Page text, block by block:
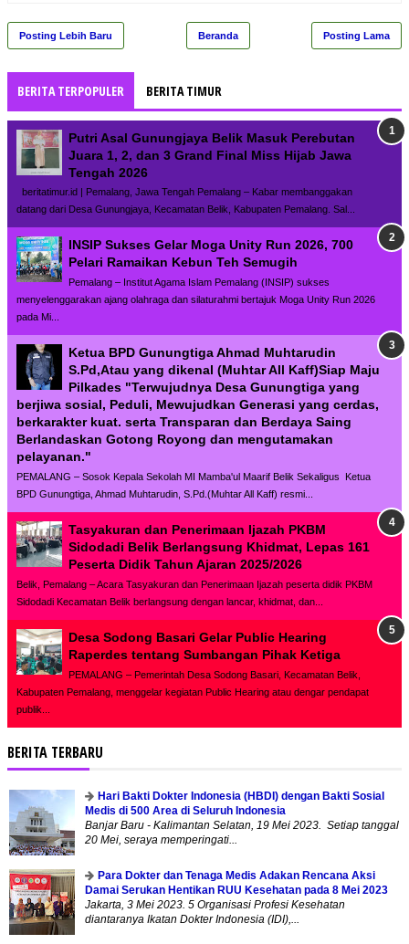
Posting Lebih Baru Posting Lama
Beranda
BERITA TERPOPULER BERITA TIMUR
Putri Asal Gunungjaya Belik Masuk Perebutan
Juara 1, 2, dan 3 Grand Final Miss Hijab Jawa
Tengah 2026
beritatimur.id | Pemalang, Jawa Tengah Pemalang – Kabar membanggakan
datang dari Desa Gunungjaya, Kecamatan Belik, Kabupaten Pemalang. Sal...
INSIP Sukses Gelar Moga Unity Run 2026, 700
Pelari Ramaikan Kebun Teh Semugih
Pemalang – Institut Agama Islam Pemalang (INSIP) sukses
menyelenggarakan ajang olahraga dan silaturahmi bertajuk Moga Unity Run 2026
pada Mi...
Ketua BPD Gunungtiga Ahmad Muhtarudin
S.Pd,Atau yang dikenal (Muhtar All Kaff)Siap Maju
Pilkades "Terwujudnya Desa Gunungtiga yang
berjiwa sosial, Peduli, Mewujudkan Generasi yang cerdas,
berkarakter kuat. serta Transparan dan Berdaya Saing
Berlandaskan Gotong Royong dan mengutamakan
pelayanan."
PEMALANG – Sosok Kepala Sekolah MI Mamba'ul Maarif Belik Sekaligus Ketua
BPD Gunungtiga, Ahmad Muhtarudin, S.Pd.(Muhtar All Kaff) resmi...
Tasyakuran dan Penerimaan Ijazah PKBM
Sidodadi Belik Berlangsung Khidmat, Lepas 161
Peserta Didik Tahun Ajaran 2025/2026
Belik, Pemalang – Acara Tasyakuran dan Penerimaan Ijazah peserta didik PKBM
Sidodadi Kecamatan Belik berlangsung dengan lancar, khidmat, dan...
Desa Sodong Basari Gelar Public Hearing
Raperdes tentang Sumbangan Pihak Ketiga
PEMALANG – Pemerintah Desa Sodong Basari, Kecamatan Belik,
Kabupaten Pemalang, menggelar kegiatan Public Hearing atau dengar pendapat
publik...
BERITA TERBARU
Hari Bakti Dokter Indonesia (HBDI) dengan Bakti Sosial
Medis di 500 Area di Seluruh Indonesia
Banjar Baru - Kalimantan Selatan, 19 Mei 2023. Setiap tanggal
20 Mei, seraya memperingati...
Para Dokter dan Tenaga Medis Adakan Rencana Aksi
Damai Serukan Hentikan RUU Kesehatan pada 8 Mei 2023
Jakarta, 3 Mei 2023. 5 Organisasi Profesi Kesehatan
diantaranya Ikatan Dokter Indonesia (IDI),...